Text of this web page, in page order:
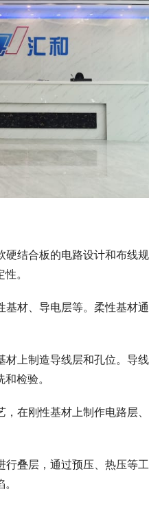
结合板的电路设计和布线
。
材、导电层等。柔性基材
上制造导线层和孔位。导
检验。
在刚性基材上制作电路层
叠层，通过预压、热压等